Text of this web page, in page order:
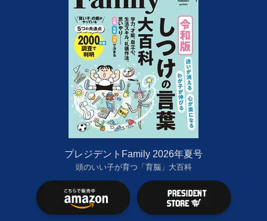
プレジデントFamily 2026年夏号
頭のいい子が育つ「育脳」大百科